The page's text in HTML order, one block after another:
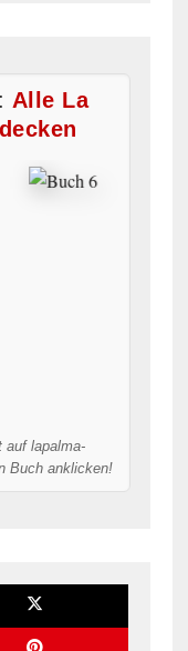
Alle La
auf lapalma-
Buch anklicken!